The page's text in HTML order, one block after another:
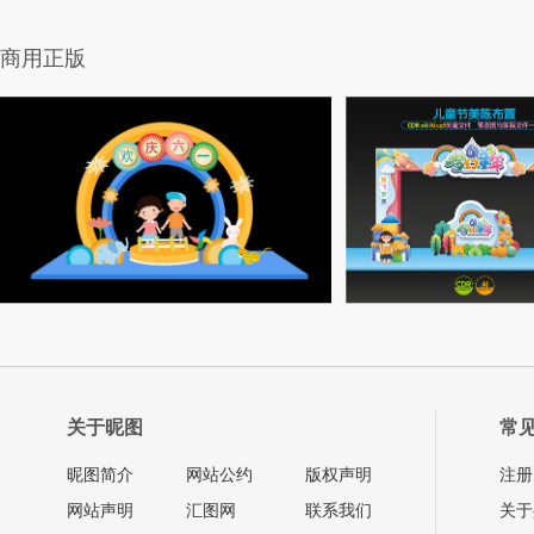
商用正版
关于昵图
昵图简介
网站声明
网站公约
汇图网
版权声明
联系我们
常
注册
关